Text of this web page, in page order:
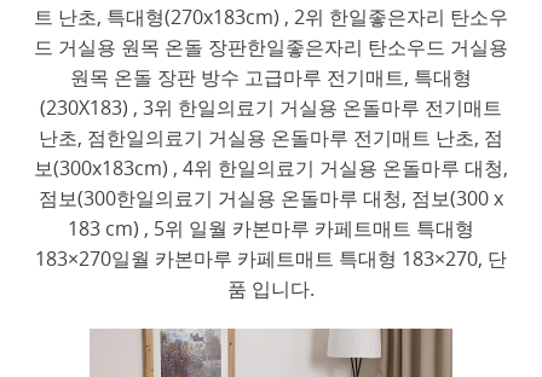
트 난초, 특대형(270x183cm) , 2위 한일좋은자리 탄소우
드 거실용 원목 온돌 장판한일좋은자리 탄소우드 거실용
원목 온돌 장판 방수 고급마루 전기매트, 특대형
(230X183) , 3위 한일의료기 거실용 온돌마루 전기매트
난초, 점한일의료기 거실용 온돌마루 전기매트 난초, 점
보(300x183cm) , 4위 한일의료기 거실용 온돌마루 대청,
점보(300한일의료기 거실용 온돌마루 대청, 점보(300 x
183 cm) , 5위 일월 카본마루 카페트매트 특대형
183×270일월 카본마루 카페트매트 특대형 183×270, 단
품 입니다.